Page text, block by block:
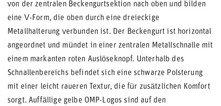
von der zentralen Beckengurtsektion nach oben und bilden
eine V-Form, die oben durch eine dreieckige
Metallhalterung verbunden ist. Der Beckengurt ist horizontal
angeordnet und mündet in einer zentralen Metallschnalle mit
einem markanten roten Auslöseknopf. Unterhalb des
Schnallenbereichs befindet sich eine schwarze Polsterung
mit einer leicht raueren Textur, die für zusätzlichen Komfort
sorgt. Auffällige gelbe OMP-Logos sind auf den